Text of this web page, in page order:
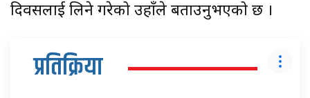
दिवसलाई लिने गरेको उहाँले बताउनुभएको छ ।
प्रतिक्रिया